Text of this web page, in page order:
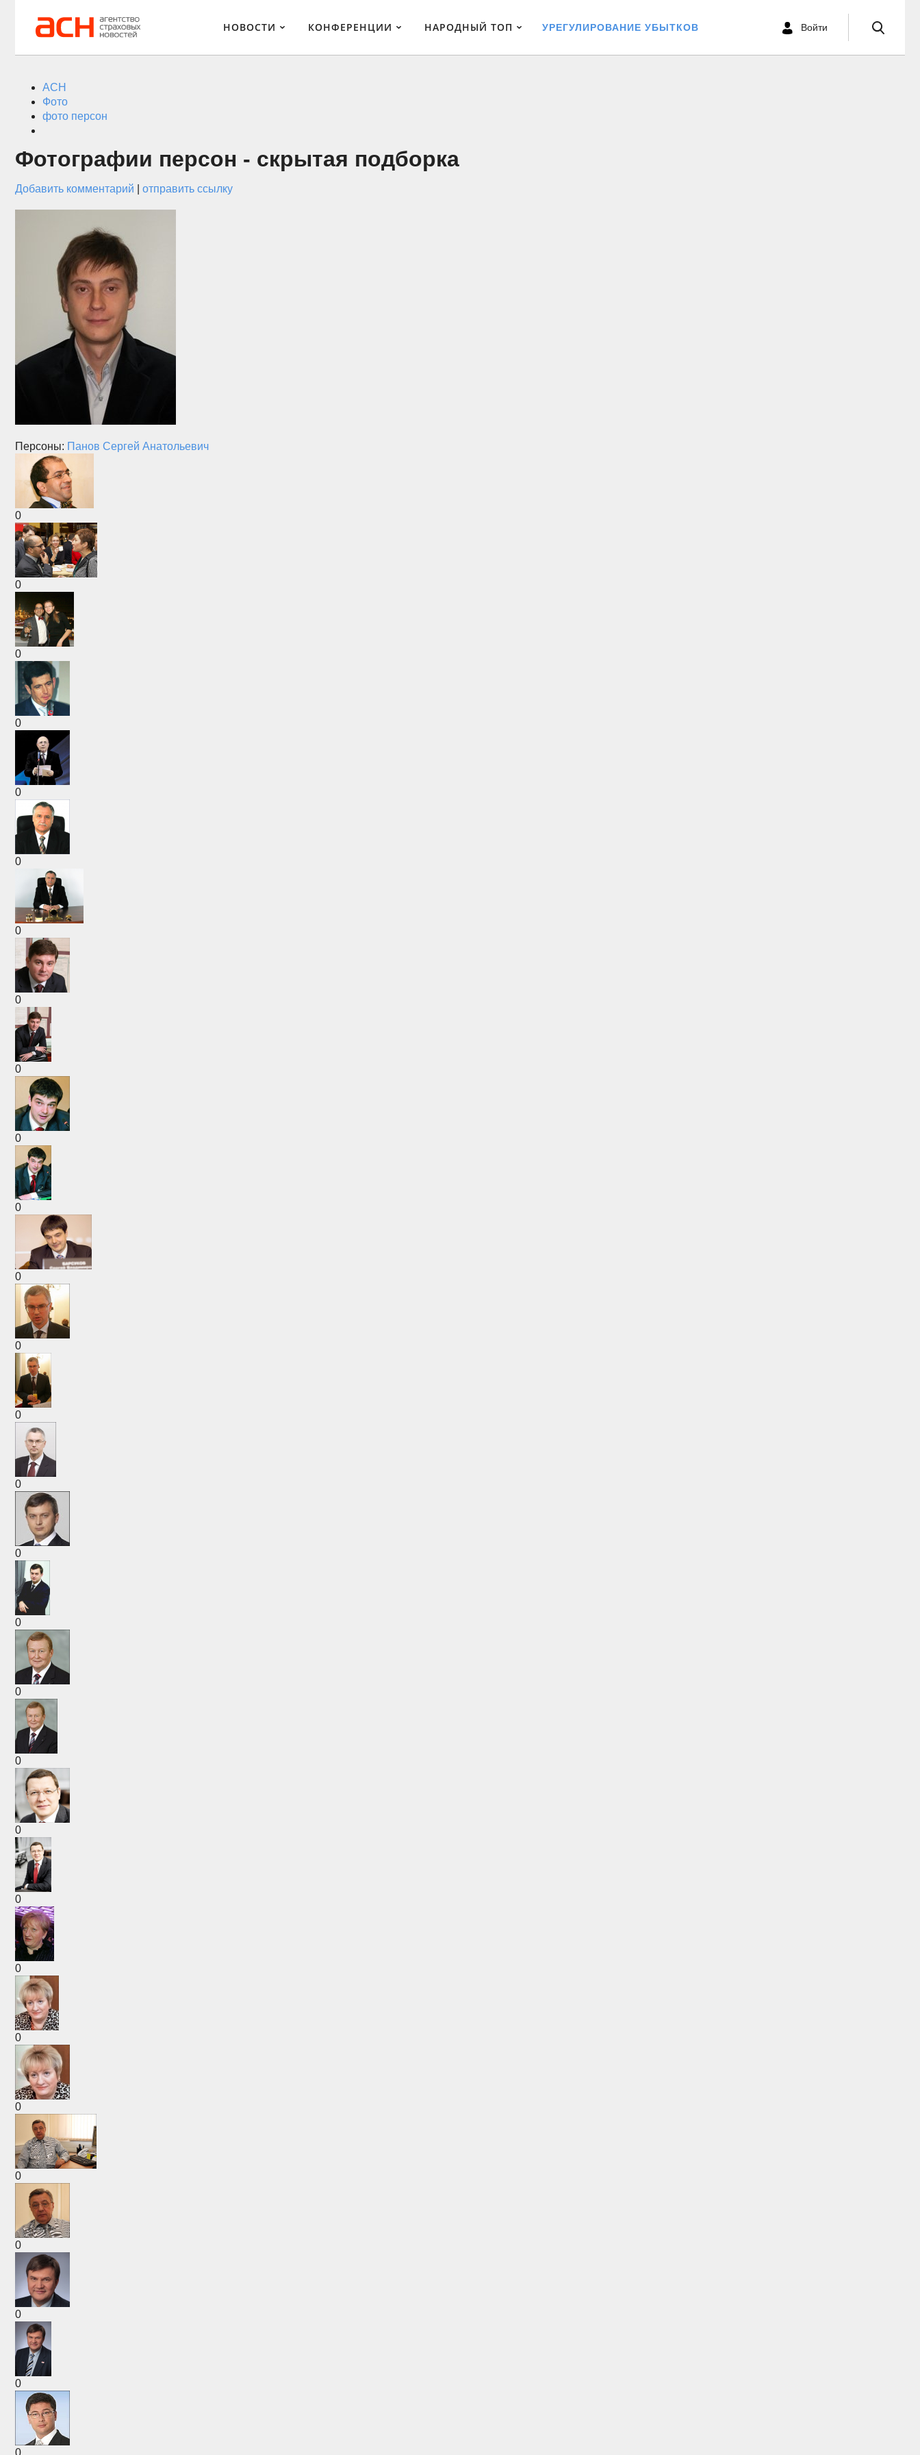
НОВОСТИ КОНФЕРЕНЦИИ НАРОДНЫЙ ТОП УРЕГУЛИРОВАНИЕ УБЫТКОВ Войти
АСН
Фото
фото персон
Фотографии персон - скрытая подборка
Добавить комментарий отправить ссылку
Персоны: Панов Сергей Анатольевич
0
0
0
0
0
0
0
0
0
0
0
0
0
0
0
0
0
0
0
0
0
0
0
0
0
0
0
0
0